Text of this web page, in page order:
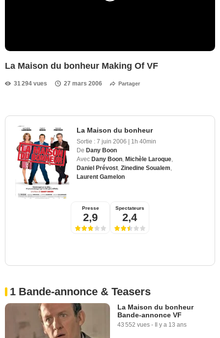
La Maison du bonheur Making Of VF
31 294 vues 27 mars 2006 Partager
La Maison du bonheur
Sortie : 7 juin 2006 | 1h 40min
De Dany Boon
Avec Dany Boon Michèle Laroque
Daniel Prévost Zinedine Soualem
Laurent Gamelon
Presse
2,9
Spectateurs
2,4
1 Bande-annonce & Teasers
La Maison du bonheur
Bande-annonce VF
43 552 vues - Il y a 13 ans